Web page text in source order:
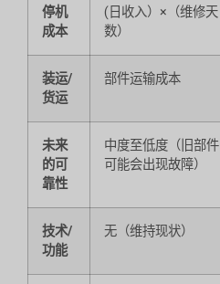
停机
成本
(日收入）×（维修天
数）
装运/
货运
部件运输成本
未来
的可
靠性
中度至低度（旧部件
可能会出现故障）
技术/
功能
无（维持现状）